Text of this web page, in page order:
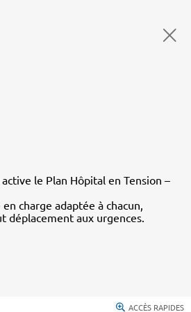
le Plan Hôpital en Tension –
charge adaptée à chacun,
déplacement aux urgences.
ACCÈS RAPIDES